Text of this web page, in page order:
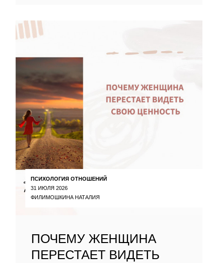
ПСИХОЛОГИЯ ОТНОШЕНИЙ
31 ИЮЛЯ 2026
ФИЛИМОШКИНА НАТАЛИЯ
ПОЧЕМУ ЖЕНЩИНА
ПЕРЕСТАЕТ ВИДЕТЬ